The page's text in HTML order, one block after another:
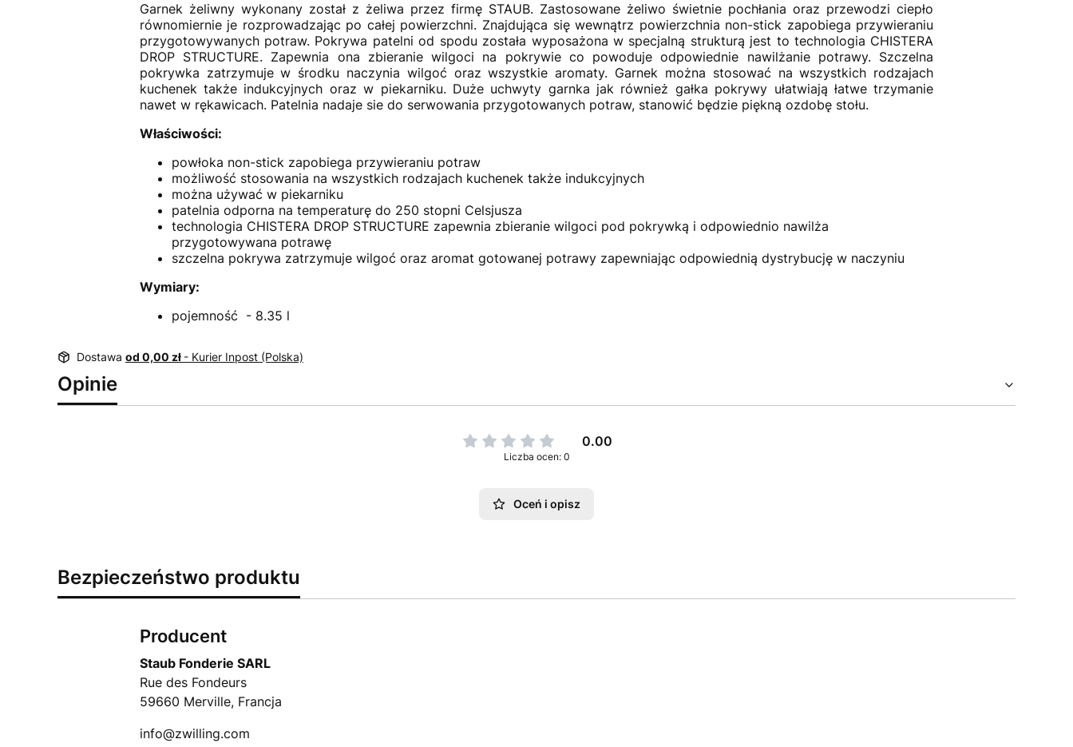
Garnek żeliwny wykonany został z żeliwa przez firmę STAUB. Zastosowane żeliwo świetnie pochłania oraz przewodzi ciepło
równomiernie je rozprowadzając po całej powierzchni. Znajdująca się wewnątrz powierzchnia non-stick zapobiega przywieraniu
przygotowywanych potraw. Pokrywa patelni od spodu została wyposażona w specjalną strukturą jest to technologia CHISTERA
DROP STRUCTURE. Zapewnia ona zbieranie wilgoci na pokrywie co powoduje odpowiednie nawilżanie potrawy. Szczelna
pokrywka zatrzymuje w środku naczynia wilgoć oraz wszystkie aromaty. Garnek można stosować na wszystkich rodzajach
kuchenek także indukcyjnych oraz w piekarniku. Duże uchwyty garnka jak również gałka pokrywy ułatwiają łatwe trzymanie
nawet w rękawicach. Patelnia nadaje sie do serwowania przygotowanych potraw, stanowić będzie piękną ozdobę stołu.
Właściwości:
powłoka non-stick zapobiega przywieraniu potraw
możliwość stosowania na wszystkich rodzajach kuchenek także indukcyjnych
można używać w piekarniku
patelnia odporna na temperaturę do 250 stopni Celsjusza
technologia CHISTERA DROP STRUCTURE zapewnia zbieranie wilgoci pod pokrywką i odpowiednio nawilża
przygotowywana potrawę
szczelna pokrywa zatrzymuje wilgoć oraz aromat gotowanej potrawy zapewniając odpowiednią dystrybucję w naczyniu
Wymiary:
pojemność - 8.35 l
Dostawa od 0,00 zł - Kurier Inpost (Polska)
Opinie
0.00
Liczba ocen: 0
Oceń i opisz
Bezpieczeństwo produktu
Producent
Staub Fonderie SARL
Rue des Fondeurs
59660 Merville, Francja
info@zwilling.com